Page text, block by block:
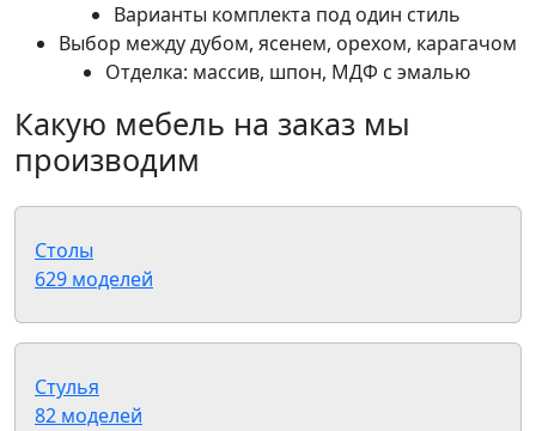
Варианты комплекта под один стиль
Выбор между дубом, ясенем, орехом, карагачом
Отделка: массив, шпон, МДФ с эмалью
Какую мебель на заказ мы
производим
Столы
629 моделей
Стулья
82 моделей